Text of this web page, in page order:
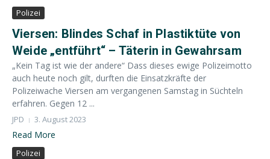
Polizei
Viersen: Blindes Schaf in Plastiktüte von
Weide „entführt“ – Täterin in Gewahrsam
„Kein Tag ist wie der andere“ Dass dieses ewige Polizeimotto
auch heute noch gilt, durften die Einsatzkräfte der
Polizeiwache Viersen am vergangenen Samstag in Süchteln
erfahren. Gegen 12 ...
JPD 3. August 2023
Read More
Polizei